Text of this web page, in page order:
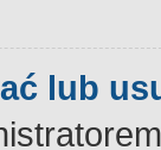
lub